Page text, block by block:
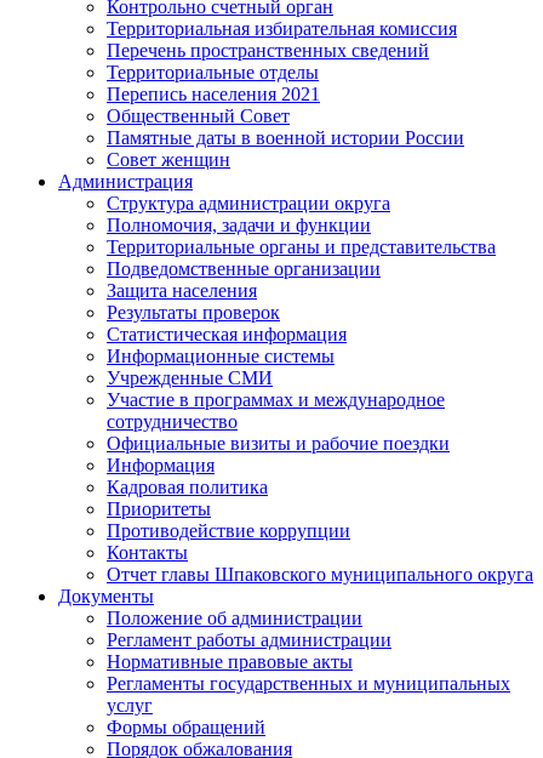
Контрольно счетный орган
Территориальная избирательная комиссия
Перечень пространственных сведений
Территориальные отделы
Перепись населения 2021
Общественный Совет
Памятные даты в военной истории России
Совет женщин
Администрация
Структура администрации округа
Полномочия, задачи и функции
Территориальные органы и представительства
Подведомственные организации
Защита населения
Результаты проверок
Статистическая информация
Информационные системы
Учрежденные СМИ
Участие в программах и международное
сотрудничество
Официальные визиты и рабочие поездки
Информация
Кадровая политика
Приоритеты
Противодействие коррупции
Контакты
Отчет главы Шпаковского муниципального округа
Документы
Положение об администрации
Регламент работы администрации
Нормативные правовые акты
Регламенты государственных и муниципальных
услуг
Формы обращений
Порядок обжалования